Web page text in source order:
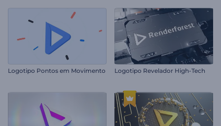
Logotipo Pontos em Movimento Logotipo Revelador High-Tech